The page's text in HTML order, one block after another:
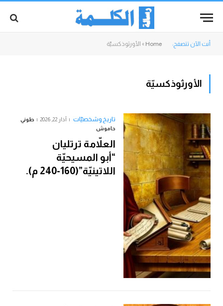
أنت الآن تتصفح: Home
» الأورثوذكسيّة
الأورثوذكسيّة
تاريخ وشخصيّات آذار 22, 2026
طوني
حاموش
العلاّمة ترتليان
“أبو المسيحيّة
اللاتينيّة”(160-240 م).